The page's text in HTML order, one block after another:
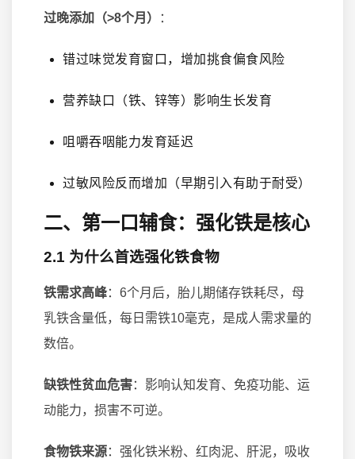
过晚添加（>8个月） ：
错过味觉发育窗口，增加挑食偏食风险
营养缺口（铁、锌等）影响生长发育
咀嚼吞咽能力发育延迟
过敏风险反而增加（早期引入有助于耐受）
二、第一口辅食：强化铁是核心
2.1 为什么首选强化铁食物
铁需求高峰：6个月后，胎儿期储存铁耗尽，母
乳铁含量低，每日需铁10毫克，是成人需求量的
数倍。
缺铁性贫血危害：影响认知发育、免疫功能、运
动能力，损害不可逆。
食物铁来源：强化铁米粉、红肉泥、肝泥，吸收